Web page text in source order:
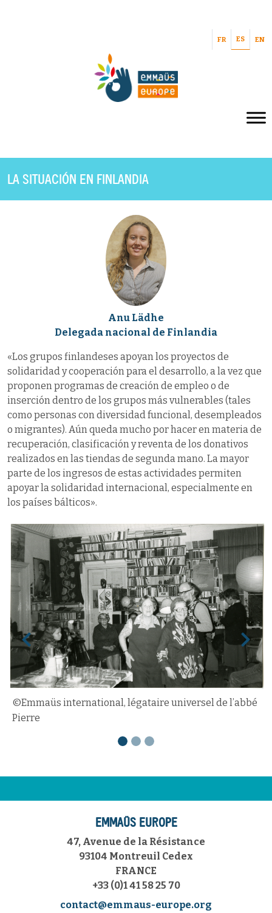
FR ES EN
LA SITUACIÓN EN FINLANDIA
Anu Lädhe
Delegada nacional de Finlandia
«Los grupos finlandeses apoyan los proyectos de
solidaridad y cooperación para el desarrollo, a la vez que
proponen programas de creación de empleo o de
inserción dentro de los grupos más vulnerables (tales
como personas con diversidad funcional, desempleados
o migrantes). Aún queda mucho por hacer en materia de
recuperación, clasificación y reventa de los donativos
realizados en las tiendas de segunda mano. La mayor
parte de los ingresos de estas actividades permiten
apoyar la solidaridad internacional, especialmente en
los países bálticos».
©Emmaüs international, légataire universel de l’abbé
Pierre
Previous Next
EMMAÜS EUROPE
47, Avenue de la Résistance
93104 Montreuil Cedex
FRANCE
+33 (0)1 41 58 25 70
contact@emmaus-europe.org